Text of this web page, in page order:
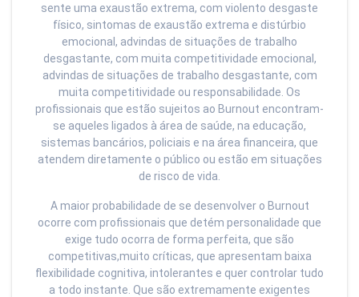
sente uma exaustão extrema, com violento desgaste
físico, sintomas de exaustão extrema e distúrbio
emocional, advindas de situações de trabalho
desgastante, com muita competitividade emocional,
advindas de situações de trabalho desgastante, com
muita competitividade ou responsabilidade. Os
profissionais que estão sujeitos ao Burnout encontram-
se aqueles ligados à área de saúde, na educação,
sistemas bancários, policiais e na área financeira, que
atendem diretamente o público ou estão em situações
de risco de vida.
A maior probabilidade de se desenvolver o Burnout
ocorre com profissionais que detém personalidade que
exige tudo ocorra de forma perfeita, que são
competitivas,muito críticas, que apresentam baixa
flexibilidade cognitiva, intolerantes e quer controlar tudo
a todo instante. Que são extremamente exigentes